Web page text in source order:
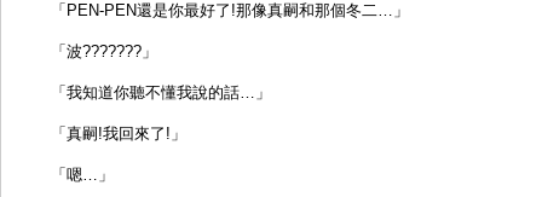
「PEN-PEN還是你最好了!那像真嗣和那個冬二…」
「波???????」
「我知道你聽不懂我說的話…」
「真嗣!我回來了!」
「嗯…」